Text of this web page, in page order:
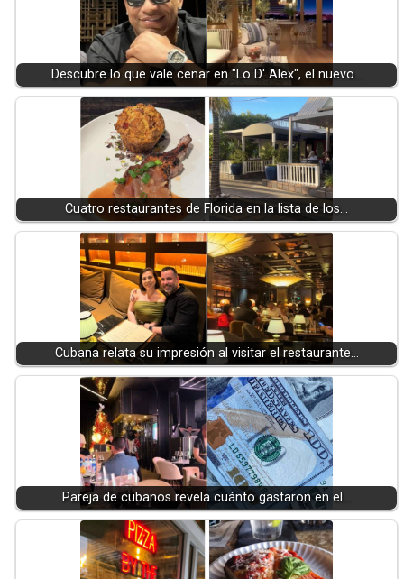
Descubre lo que vale cenar en "Lo D' Alex", el nuevo…
Cuatro restaurantes de Florida en la lista de los…
Cubana relata su impresión al visitar el restaurante…
Pareja de cubanos revela cuánto gastaron en el…